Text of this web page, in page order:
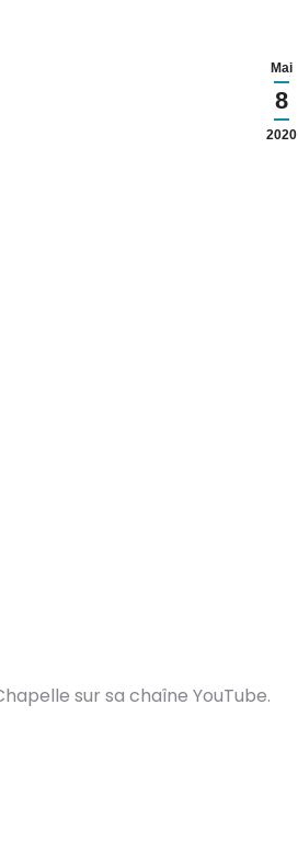
Mai
8
2020
sur sa chaîne YouTube.